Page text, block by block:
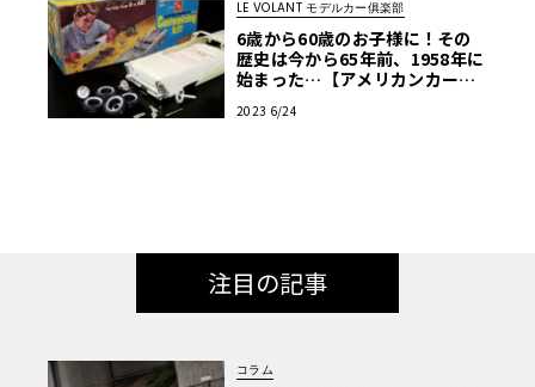
LE VOLANT モデルカー俱楽部
6歳から60歳のお子様に！その
歴史は今から65年前、1958年に
始まった…【アメリカンカープ
2023 6/24
注目の記事
コラム